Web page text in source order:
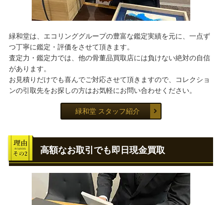
緑和堂は、エコリンググループの豊富な鑑定実績を元に、一点ず
つ丁寧に鑑定・評価をさせて頂きます。
査定力・鑑定力では、他の骨董品買取店には負けない絶対の自信
があります。
お見積りだけでも喜んでご対応させて頂きますので、コレクショ
ンの引取先をお探しの方はお気軽にお問い合わせください。
緑和堂 スタッフ紹介
高額なお取引でも即日現金買取